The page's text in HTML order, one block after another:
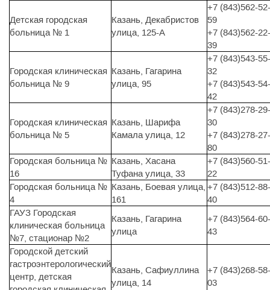
Детская городская
больница № 1
Казань, Декабристов
улица, 125-А
+7 (843)562-52-
59
+7 (843)562-22-
39
Городская клиническая
больница № 9
Казань, Гагарина
улица, 95
+7 (843)543-55-
32
+7 (843)543-54-
42
Городская клиническая
больница № 5
Казань, Шарифа
Камала улица, 12
+7 (843)278-29-
30
+7 (843)278-27-
80
Городская больница №
16
Казань, Хасана
Туфана улица, 33
+7 (843)560-51-
22
Городская больница №
4
Казань, Боевая улица,
161
+7 (843)512-88-
40
ГАУЗ Городская
клиническая больница
№7, стационар №2
Казань, Гагарина
улица
+7 (843)564-60-
43
Городской детский
гастроэнтерологический
центр, детская
Казань, Сафиуллина
улица, 14
+7 (843)268-58-
03